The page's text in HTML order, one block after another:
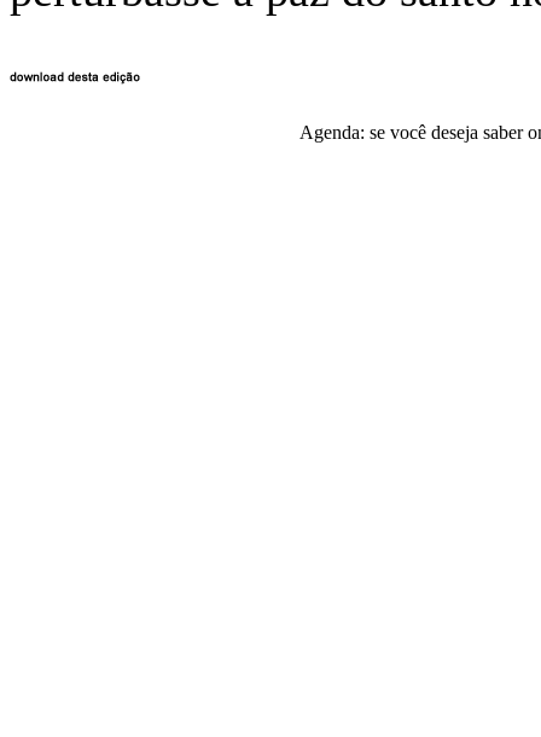
Agenda: se você deseja saber